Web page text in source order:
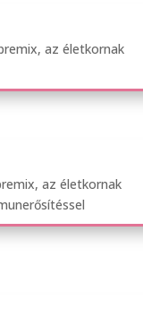
az életkornak
az életkornak